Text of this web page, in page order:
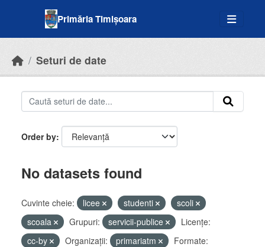
Primăria Timișoara
Seturi de date
Order by
No datasets found
Cuvinte cheie: licee studenti
scoli
scoala
Grupuri: servicii-publice
Licenţe:
cc-by
Organizații: primariatm
Formate: